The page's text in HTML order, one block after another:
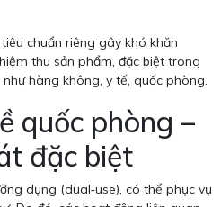
chuẩn riêng gây khó khăn
thu sản phẩm, đặc biệt trong
hàng không, y tế, quốc phòng.
quốc phòng –
đặc biệt
dụng (dual‑use), có thể phục vụ